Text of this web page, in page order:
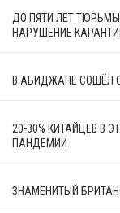
ДО ПЯТИ ЛЕТ
НАРУШЕНИЕ
В АБИДЖАНЕ СОШЁЛ
20-30% КИТАЙЦЕВ В
ПАНДЕМИИ
ЗНАМЕНИТЫЙ